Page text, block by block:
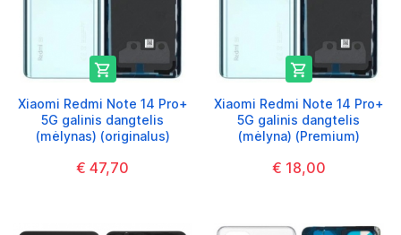

Xiaomi Redmi Note 14 Pro+
5G galinis dangtelis
(mėlynas) (originalus)
€ 47,70

Xiaomi Redmi Note 14 Pro+
5G galinis dangtelis
(mėlyna) (Premium)
€ 18,00